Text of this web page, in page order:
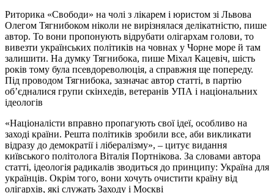
Риторика «Свободи» на чолі з лікарем і юристом зі Львова
Олегом Тягнибоком ніколи не вирізнялася делікатністю, пише
автор. То вони пропонують відрубати олігархам голови, то
вивезти українських політиків на човнах у Чорне море й там
залишити. На думку Тягнибока, пише Міхал Кацевіч, шість
років тому була псевдореволюція, а справжня ще попереду.
Під проводом Тягнибока, зазначає автор статті, в партію
об’єдналися групи скінхедів, ветеранів УПА і національних
ідеологів
«Націоналісти вправно пропагують свої ідеї, особливо на
заході країни. Решта політиків зробили все, аби викликати
відразу до демократії і лібералізму», – цитує видання
київського політолога Віталія Портнікова. За словами автора
статті, ідеологія радикалів зводиться до принципу: Україна для
українців. Окрім того, вони хочуть очистити країну від
олігархів, які служать Заходу і Москві